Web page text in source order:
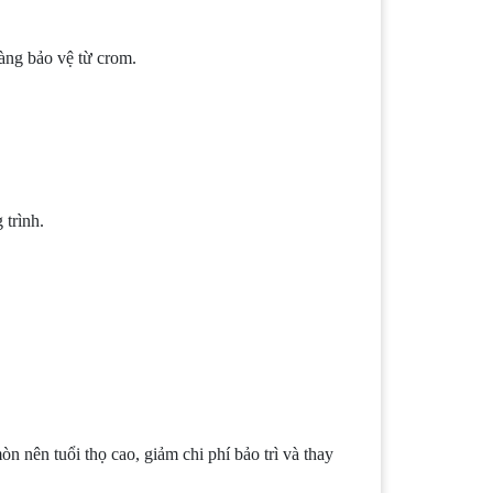
bảo vệ từ crom.
trình.
nên tuổi thọ cao, giảm chi phí bảo trì và thay